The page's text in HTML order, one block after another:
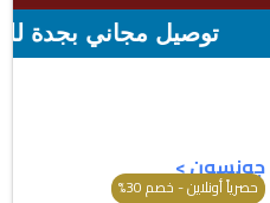
توصيل مجاني بجدة للطلبات فوق قيمه ال ١٠٠ ريال - شحن
جونسون>
حصرياً أونلاين - خصم 30%